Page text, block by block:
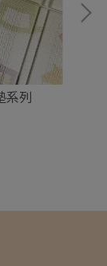
系列